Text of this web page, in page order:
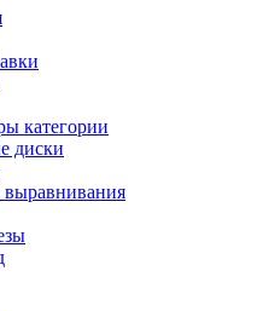
категории
диски